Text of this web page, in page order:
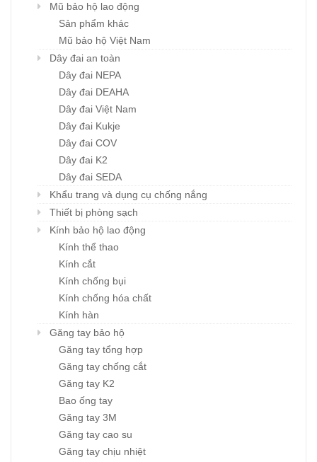
Mũ bảo hộ lao động
Sản phẩm khác
Mũ bảo hộ Việt Nam
Dây đai an toàn
Dây đai NEPA
Dây đai DEAHA
Dây đai Việt Nam
Dây đai Kukje
Dây đai COV
Dây đai K2
Dây đai SEDA
Khẩu trang và dụng cụ chống nắng
Thiết bị phòng sạch
Kính bảo hộ lao động
Kính thể thao
Kính cắt
Kính chống bụi
Kính chống hóa chất
Kính hàn
Găng tay bảo hộ
Găng tay tổng hợp
Găng tay chống cắt
Găng tay K2
Bao ống tay
Găng tay 3M
Găng tay cao su
Găng tay chịu nhiệt